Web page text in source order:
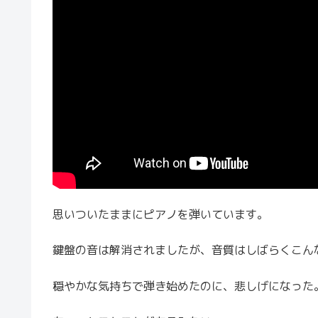
思いついたままにピアノを弾いています。
鍵盤の音は解消されましたが、音質はしばらくこん
穏やかな気持ちで弾き始めたのに、悲しげになった。